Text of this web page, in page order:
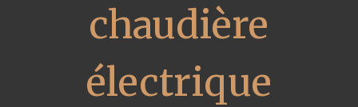
chaudière
électrique